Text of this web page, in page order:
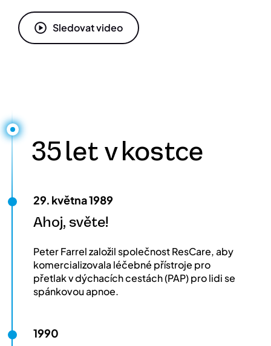
Sledovat video
35 let v kostce
29. května 1989
Ahoj, světe!
Peter Farrel založil společnost ResCare, aby
komercializovala léčebné přístroje pro
přetlak v dýchacích cestách (PAP) pro lidi se
spánkovou apnoe.
1990